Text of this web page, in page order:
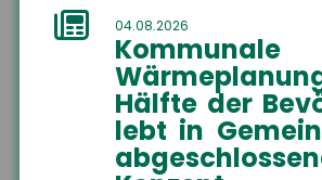
04.08.2026
Kommunale
Hälfte der
lebt in
im Ausbildungsjahr
Schnitt um 3,9
gestiegen. In vi...
Themen